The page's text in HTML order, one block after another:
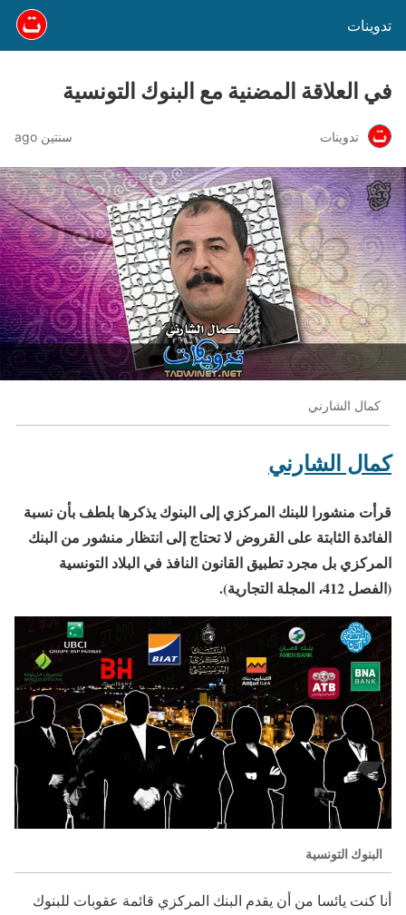
تدوينات
في العلاقة المضنية مع البنوك التونسية
تدوينات سنتين ago
كمال الشارني
كمال الشارني
قرأت منشورا للبنك المركزي إلى البنوك يذكرها بلطف بأن نسبة
الفائدة الثابتة على القروض لا تحتاج إلى انتظار منشور من البنك
المركزي بل مجرد تطبيق القانون النافذ في البلاد التونسية
(الفصل 412، المجلة التجارية).
البنوك التونسية
أنا كنت يائسا من أن يقدم البنك المركزي قائمة عقوبات للبنوك